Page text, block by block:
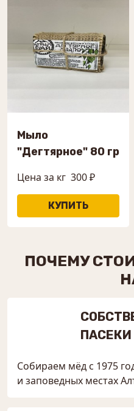
Мыло
"Дегтярное" 80 гр
Цена за кг 300 ₽
ПОЧЕМУ
Собираем мёд с 1975
и заповедных местах